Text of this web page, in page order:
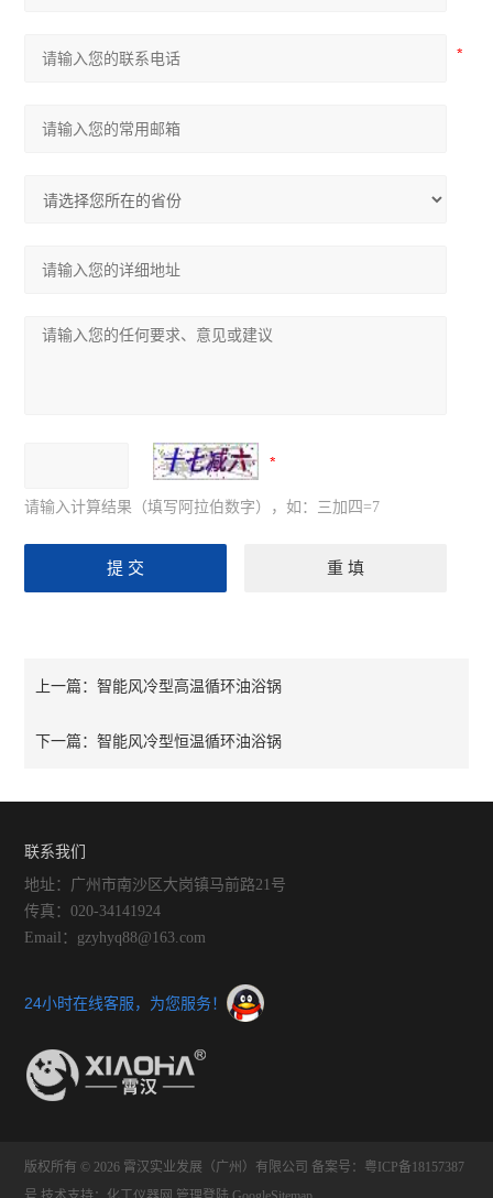
请输入计算结果（填写阿拉伯数字），如：三加四=7
上一篇：智能风冷型高温循环油浴锅
下一篇：智能风冷型恒温循环油浴锅
联系我们
地址：广州市南沙区大岗镇马前路21号
传真：020-34141924
Email：gzyhyq88@163.com
24小时在线客服，为您服务！
版权所有 © 2026 霄汉实业发展（广州）有限公司 备案号：粤ICP备18157387